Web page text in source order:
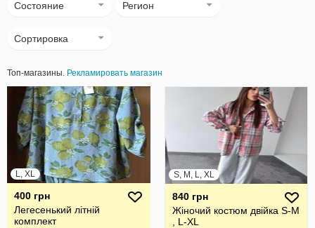
Состояние Регион
Сортировка
Топ-магазины. Рекламировать магазин
L, XL
400 грн
Легесенький літній
комплект
S, M, L, XL
840 грн
Жіночий костюм двійка S-M
, L-XL